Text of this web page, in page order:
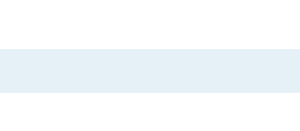
，深化重点领域反腐败工作，态度不变、
综合效能，确保各项法规制度落地生根。,
明德，补足精神之“钙”，铸牢思想